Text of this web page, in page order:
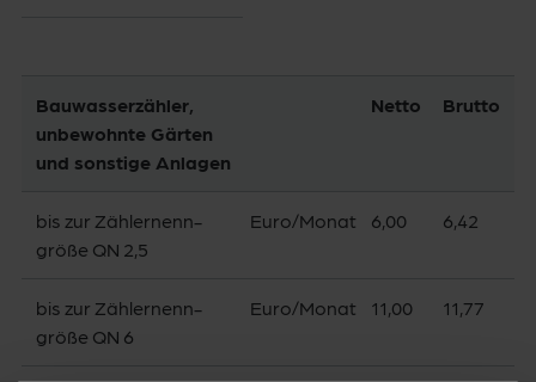
Bauwasser­zähler,
unbewohnte Gärten
und sonstige Anlagen
Netto Brutto
bis zur Zählernenn­
größe QN 2,5
Euro/­Monat 6,00 6,42
bis zur Zählernenn­
größe QN 6
Euro/Monat 11,00 11,77